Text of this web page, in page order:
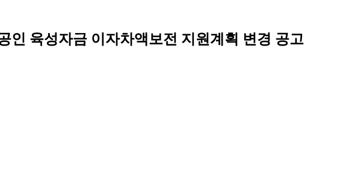
인 육성자금 이자차액보전 지원계획 변경 공고